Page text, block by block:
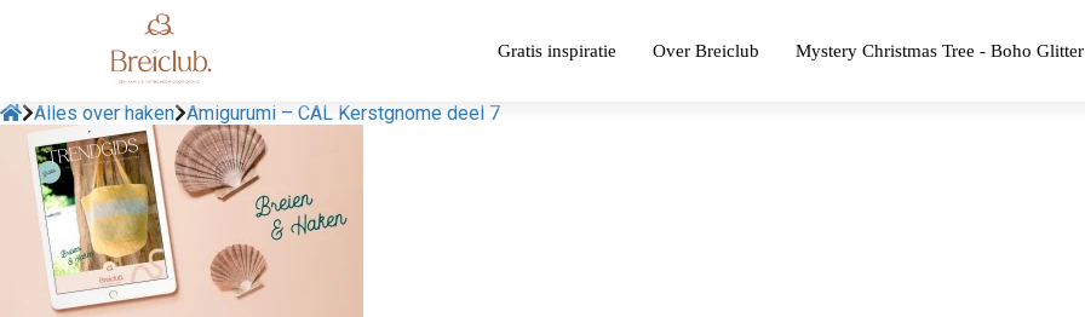
Gratis inspiratie Over Breiclub Mystery Christmas Tree - Boho Glitter
Alles over haken Amigurumi – CAL Kerstgnome deel 7